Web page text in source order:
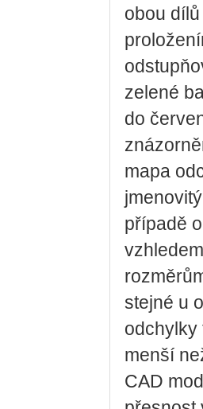
obou
zelené
do
mapa
případě
stejné u
odchylky
menší
CAD